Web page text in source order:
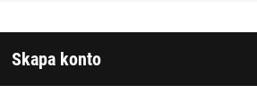
Skapa konto